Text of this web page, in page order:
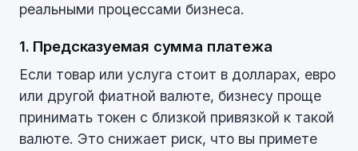
реальными процессами бизнеса.
1. Предсказуемая сумма платежа
Если товар или услуга стоит в долларах, евро
или другой фиатной валюте, бизнесу проще
принимать токен с близкой привязкой к такой
валюте. Это снижает риск, что вы примете